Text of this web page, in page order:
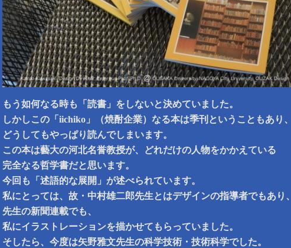
もう如何なる時も「読書」をしないと決めていました。
しかしこの「iichiko」（焼酎企業）なる本は季刊ということもあり、
どうしてもやっぱり読んでしまいます。
この本は藝大の河北名誉教授が、どれだけの人物をかかえている
完全なる哲学書だと思います。
今回も「述語的な展開」が述べられています。
私にとっては、故・中村雄二郎先生とはデザインの指導者でもあり、
先生の新聞連載でも、
私にイラストレーションを描かせてもらっていました。
そしたら、今度は矢野雅文先生の科学技術・技術科学でした。